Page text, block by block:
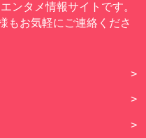
ンタメ情報サイトです。
もお気軽にご連絡くださ
>
>
>